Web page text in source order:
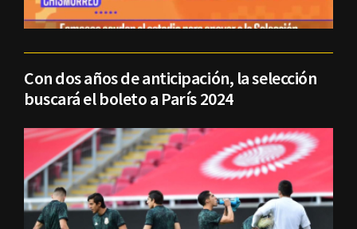
Con dos años de anticipación, la selección
buscará el boleto a París 2024